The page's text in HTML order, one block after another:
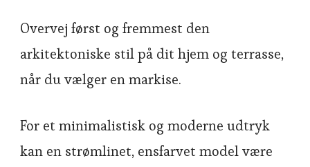
Overvej først og fremmest den
arkitektoniske stil på dit hjem og terrasse,
når du vælger en markise.
For et minimalistisk og moderne udtryk
kan en strømlinet, ensfarvet model være